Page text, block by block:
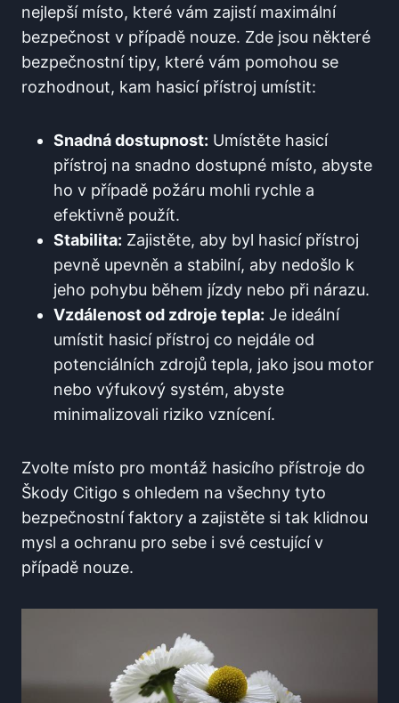
nejlepší místo, které vám zajistí maximální
bezpečnost v případě nouze. Zde jsou některé
bezpečnostní tipy, které vám pomohou se
rozhodnout, kam hasicí přístroj umístit:
Snadná dostupnost: Umístěte hasicí
přístroj na snadno dostupné místo, abyste
ho v případě požáru mohli rychle a
efektivně použít.
Stabilita: Zajistěte, aby byl hasicí přístroj
pevně upevněn a stabilní, aby nedošlo k
jeho pohybu během jízdy nebo při nárazu.
Vzdálenost od zdroje tepla: Je ideální
umístit hasicí přístroj co nejdále od
potenciálních zdrojů tepla, jako jsou motor
nebo výfukový systém, abyste
minimalizovali riziko vznícení.
Zvolte místo pro montáž hasicího přístroje do
Škody Citigo s ohledem na všechny tyto
bezpečnostní faktory a zajistěte si tak klidnou
mysl a ochranu pro sebe i své cestující v
případě nouze.